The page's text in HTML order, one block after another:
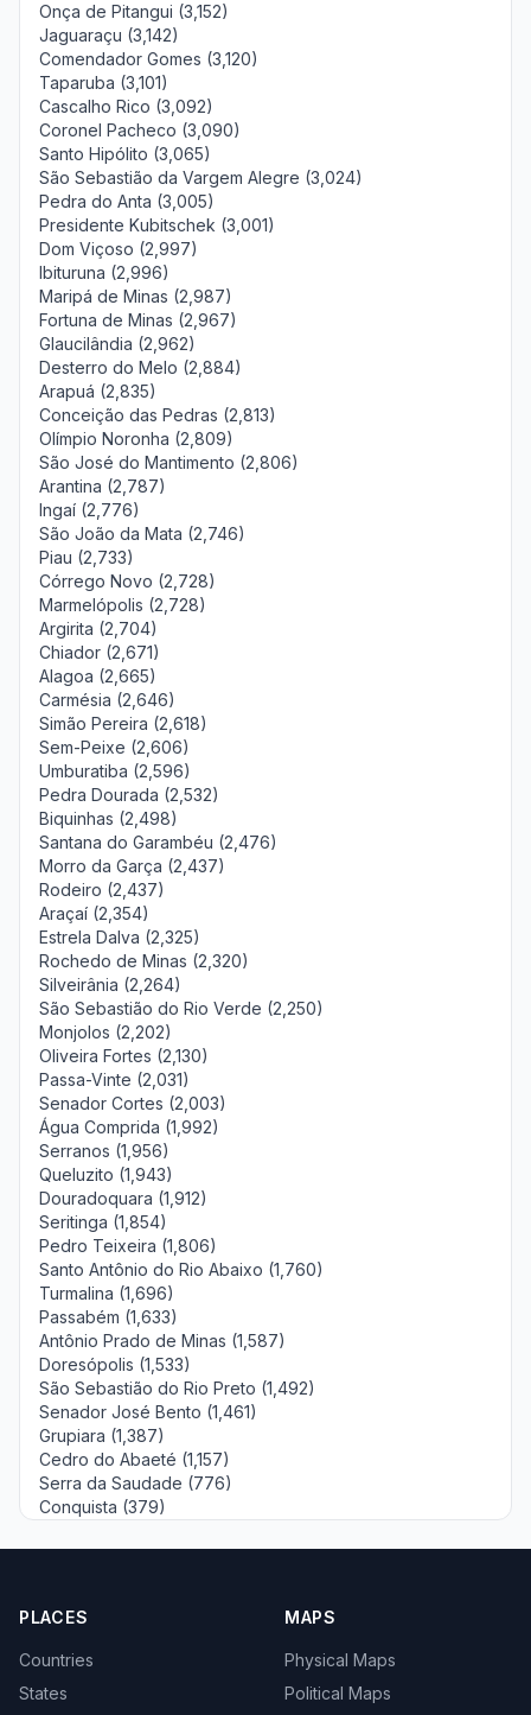
Onça de Pitangui (3,152)
Jaguaraçu (3,142)
Comendador Gomes (3,120)
Taparuba (3,101)
Cascalho Rico (3,092)
Coronel Pacheco (3,090)
Santo Hipólito (3,065)
São Sebastião da Vargem Alegre (3,024)
Pedra do Anta (3,005)
Presidente Kubitschek (3,001)
Dom Viçoso (2,997)
Ibituruna (2,996)
Maripá de Minas (2,987)
Fortuna de Minas (2,967)
Glaucilândia (2,962)
Desterro do Melo (2,884)
Arapuá (2,835)
Conceição das Pedras (2,813)
Olímpio Noronha (2,809)
São José do Mantimento (2,806)
Arantina (2,787)
Ingaí (2,776)
São João da Mata (2,746)
Piau (2,733)
Córrego Novo (2,728)
Marmelópolis (2,728)
Argirita (2,704)
Chiador (2,671)
Alagoa (2,665)
Carmésia (2,646)
Simão Pereira (2,618)
Sem-Peixe (2,606)
Umburatiba (2,596)
Pedra Dourada (2,532)
Biquinhas (2,498)
Santana do Garambéu (2,476)
Morro da Garça (2,437)
Rodeiro (2,437)
Araçaí (2,354)
Estrela Dalva (2,325)
Rochedo de Minas (2,320)
Silveirânia (2,264)
São Sebastião do Rio Verde (2,250)
Monjolos (2,202)
Oliveira Fortes (2,130)
Passa-Vinte (2,031)
Senador Cortes (2,003)
Água Comprida (1,992)
Serranos (1,956)
Queluzito (1,943)
Douradoquara (1,912)
Seritinga (1,854)
Pedro Teixeira (1,806)
Santo Antônio do Rio Abaixo (1,760)
Turmalina (1,696)
Passabém (1,633)
Antônio Prado de Minas (1,587)
Doresópolis (1,533)
São Sebastião do Rio Preto (1,492)
Senador José Bento (1,461)
Grupiara (1,387)
Cedro do Abaeté (1,157)
Serra da Saudade (776)
Conquista (379)
PLACES
Countries
States
MAPS
Physical Maps
Political Maps